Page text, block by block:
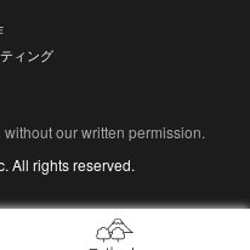
ィング
our written permission.
All rights reserved.